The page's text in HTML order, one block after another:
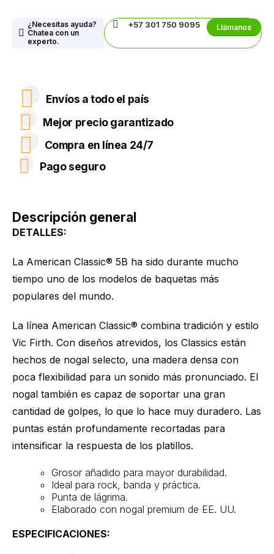
¿Necesitas ayuda?
Chatea con un
experto.
+57 301 750 9095 Llámanos
Envíos a todo el país
Mejor precio garantizado
Compra en línea 24/7
Pago seguro
Descripción general
DETALLES:
La American Classic® 5B ha sido durante mucho
tiempo uno de los modelos de baquetas más
populares del mundo.
La línea American Classic® combina tradición y estilo
Vic Firth. Con diseños atrevidos, los Classics están
hechos de nogal selecto, una madera densa con
poca flexibilidad para un sonido más pronunciado. El
nogal también es capaz de soportar una gran
cantidad de golpes, lo que lo hace muy duradero. Las
puntas están profundamente recortadas para
intensificar la respuesta de los platillos.
Grosor añadido para mayor durabilidad.
Ideal para rock, banda y práctica.
Punta de lágrima.
Elaborado con nogal premium de EE. UU.
ESPECIFICACIONES: